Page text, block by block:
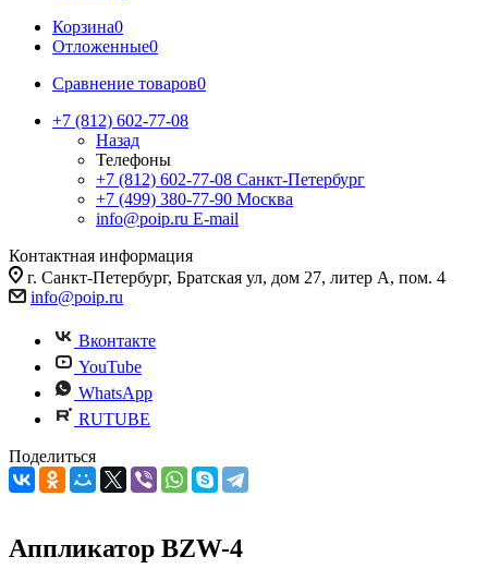
Корзина0
Отложенные0
Сравнение товаров0
+7 (812) 602-77-08
Назад
Телефоны
+7 (812) 602-77-08 Санкт-Петербург
+7 (499) 380-77-90 Москва
info@poip.ru E-mail
Контактная информация
г. Санкт-Петербург, Братская ул, дом 27, литер А, пом. 4
info@poip.ru
Вконтакте
YouTube
WhatsApp
RUTUBE
Поделиться
Аппликатор BZW-4